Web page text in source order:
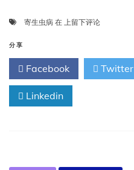
家
疫
寄生虫病 在 32
怕
的
寄
虫
上留下评论
分享
Facebook Twitter
Linkedin